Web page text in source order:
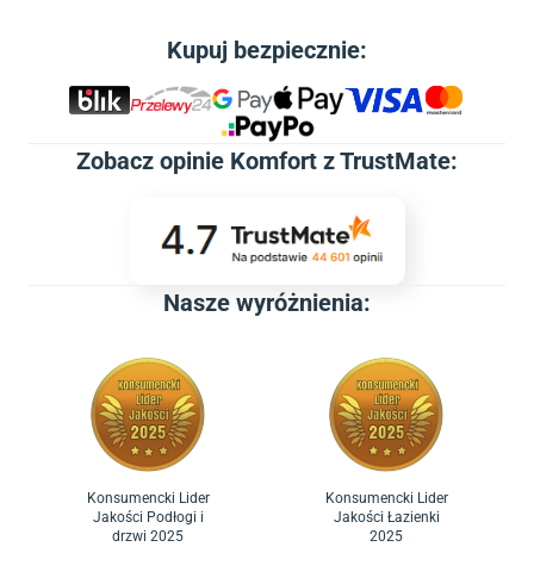
Kupuj bezpiecznie:
Zobacz opinie Komfort z TrustMate:
Nasze wyróżnienia:
Konsumencki Lider
Jakości Podłogi i
drzwi 2025
Konsumencki Lider
Jakości Łazienki
2025